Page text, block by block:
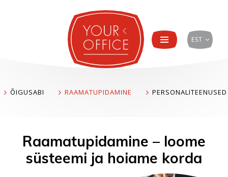
EST
ÕIGUSABI RAAMATUPIDAMINE PERSONALITEENUSED
Raamatupidamine – loome
süsteemi ja hoiame korda